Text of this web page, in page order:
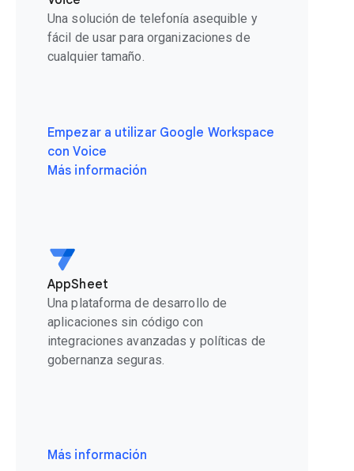
Una solución de telefonía asequible y
fácil de usar para organizaciones de
cualquier tamaño.
Empezar a utilizar Google Workspace
con Voice
Más información
AppSheet
Una plataforma de desarrollo de
aplicaciones sin código con
integraciones avanzadas y políticas de
gobernanza seguras.
Más información